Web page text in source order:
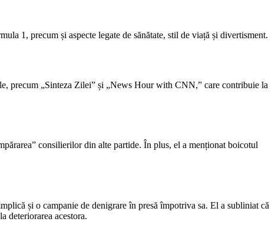
1, precum și aspecte legate de sănătate, stil de viață și divertisment.
precum „Sinteza Zilei” și „News Hour with CNN,” care contribuie la
consilierilor din alte partide. În plus, el a menționat boicotul
și o campanie de denigrare în presă împotriva sa. El a subliniat că
deteriorarea acestora.